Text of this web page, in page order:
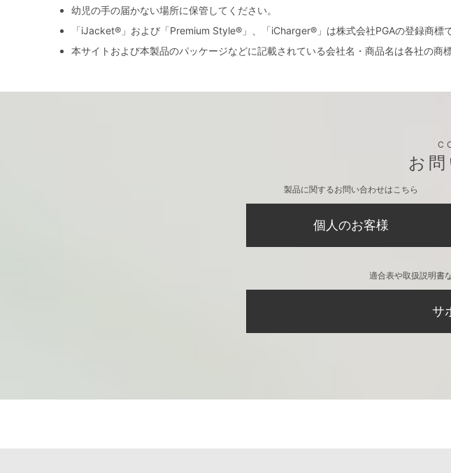
幼児の手の届かない場所に保管してください。
「iJacket®」および「Premium Style®」、「iCharger®」は株式会社PGAの登録商標で
本サイトおよび本製品のパッケージなどに記載されている会社名・商品名は各社の商
お
製品に関するお問い合わせはこちら
個人のお客様
適合表や取扱説明書
サ